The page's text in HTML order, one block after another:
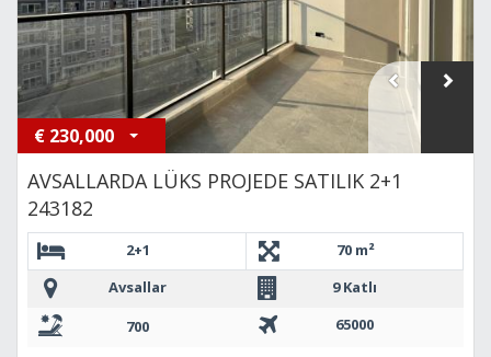
€ 230,000
AVSALLARDA LÜKS PROJEDE SATILIK 2+1
243182
2+1
70 m²
Avsallar
9 Katlı
700
65000